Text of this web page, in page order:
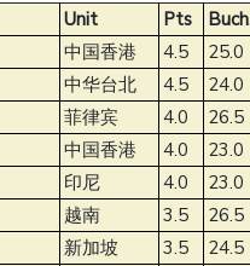
Unit Pts
中国香港 4.5
25.0
中华台北 4.5
24.0
菲律宾 4.0
26.5
中国香港 4.0
23.0
印尼 4.0
23.0
越南 3.5
26.5
新加坡 3.5
24.5